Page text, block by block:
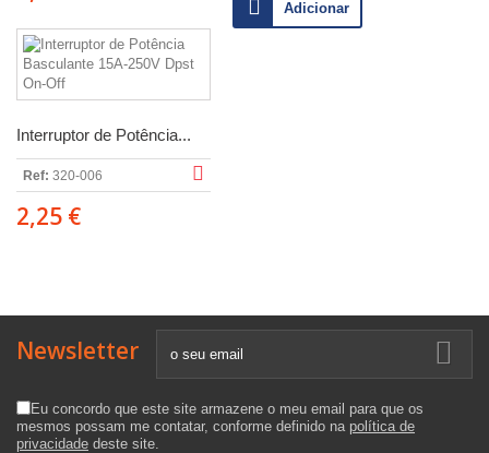
Adicionar
Interruptor de Potência...
Ref: 320-006
2,25 €
Newsletter
Eu concordo que este site armazene o meu email para que os
mesmos possam me contatar, conforme definido na política de
privacidade deste site.